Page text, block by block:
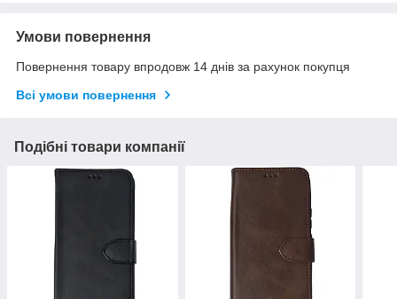
Умови повернення
Повернення товару впродовж 14 днів за рахунок покупця
Всі умови повернення
Подібні товари компанії